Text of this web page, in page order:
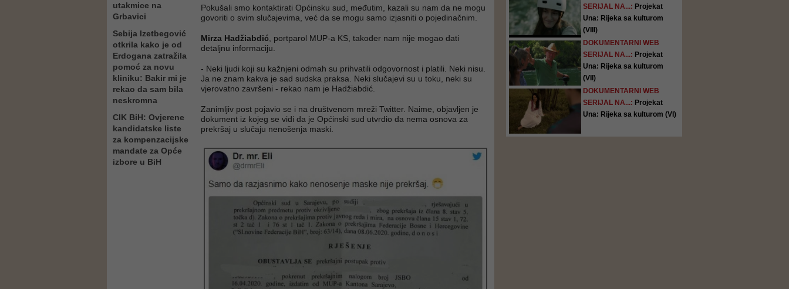
utakmice na
Grbavici
Sebija Izetbegović
otkrila kako je od
Erdogana zatražila
pomoć za novu
kliniku: Bakir mi je
rekao da sam bila
neskromna
CIK BiH: Ovjerene
kandidatske liste
za kompenzacijske
mandate za Opće
izbore u BiH
Pokušali smo kontaktirati Općinsku sud, međutim, kazali su nam da ne mogu
govoriti o svim slučajevima, već da se mogu samo izjasniti o pojedinačnim.
Mirza Hadžiabdić, portparol MUP-a KS, također nam nije mogao dati
detaljnu informaciju.
- Neki ljudi koji su kažnjeni odmah su prihvatili odgovornost i platili. Neki nisu.
Ja ne znam kakva je sad sudska praksa. Neki slučajevi su u toku, neki su
vjerovatno završeni - rekao nam je Hadžiabdić.
Zanimljiv post pojavio se i na društvenom mreži Twitter. Naime, objavljen je
dokument iz kojeg se vidi da je Općinski sud utvrdio da nema osnova za
prekršaj u slučaju nenošenja maski.
SERIJAL NA...: Projekat
Una: Rijeka sa kulturom
(VIII)
DOKUMENTARNI WEB
SERIJAL NA...: Projekat
Una: Rijeka sa kulturom
(VII)
DOKUMENTARNI WEB
SERIJAL NA...: Projekat
Una: Rijeka sa kulturom (VI)